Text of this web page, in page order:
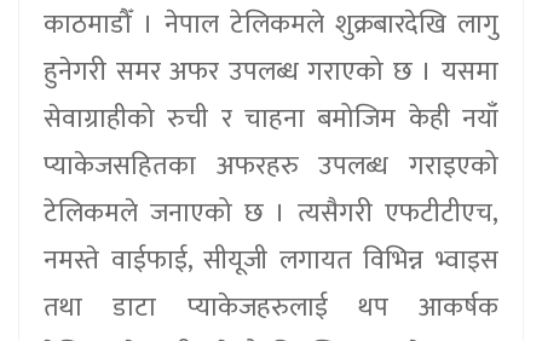
काठमाडौँ । नेपाल टेलिकमले शुक्रबारदेखि लागु
हुनेगरी समर अफर उपलब्ध गराएको छ । यसमा
सेवाग्राहीको रुची र चाहना बमोजिम केही नयाँ
प्याकेजसहितका अफरहरु उपलब्ध गराइएको
टेलिकमले जनाएको छ । त्यसैगरी एफटीटीएच,
नमस्ते वाईफाई, सीयूजी लगायत विभिन्न भ्वाइस
तथा डाटा प्याकेजहरुलाई थप आकर्षक